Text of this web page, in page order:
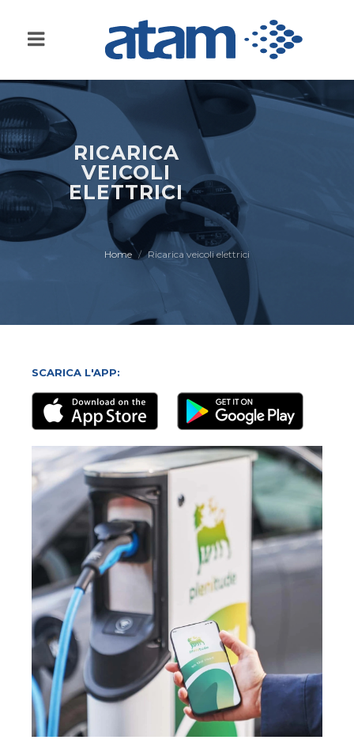
RICARICA
VEICOLI
ELETTRICI
Home Ricarica veicoli elettrici
SCARICA L'APP: